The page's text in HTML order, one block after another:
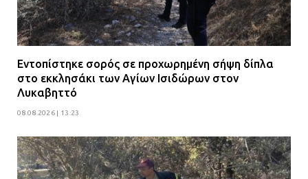
Εντοπίστηκε σορός σε προχωρημένη σήψη δίπλα
στο εκκλησάκι των Αγίων Ισιδώρων στον
Λυκαβηττό
08.08.2026 | 13:23